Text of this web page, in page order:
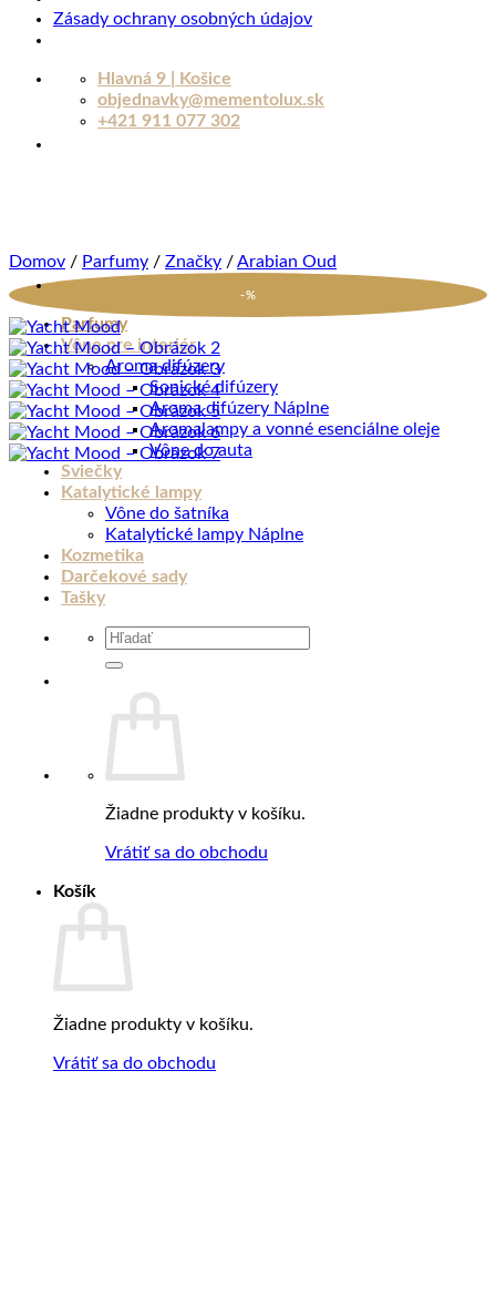
Zásady ochrany osobných údajov
Skip
Hlavná 9 | Košice
objednavky@mementolux.sk
+421 911 077 302
Parfumy
Vône pre interiér
Aroma difúzery
Sonické difúzery
Aroma difúzery Náplne
Aromalampy a vonné esenciálne oleje
Vône do auta
Sviečky
Katalytické lampy
Vône do šatníka
Katalytické lampy Náplne
Kozmetika
Darčekové sady
Tašky
Hľadať:
Žiadne produkty v košíku.
Vrátiť sa do obchodu
Košík
Žiadne produkty v košíku.
Vrátiť sa do obchodu
Domov / Parfumy / Značky /Arabian Oud
-%